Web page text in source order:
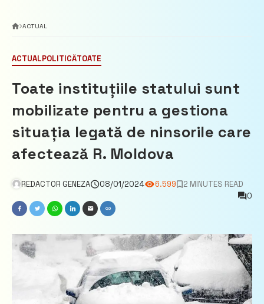
ACTUAL
ACTUALPOLITICĂTOATE
Toate instituțiile statului sunt
mobilizate pentru a gestiona
situația legată de ninsorile care
afectează R. Moldova
REDACTOR GENEZA 08/01/2024 6.599
2 MINUTES READ
0